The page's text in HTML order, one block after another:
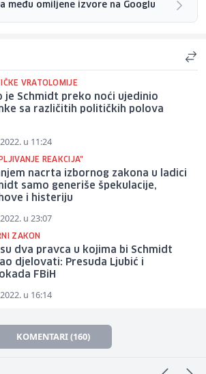
među omiljene izvore na Googlu
VRATOLOMIJE
je Schmidt preko noći ujedinio
sa različitih političkih polova
u 11:24
REAKCIJA"
nacrta izbornog zakona u ladici
samo generiše špekulacije,
i histeriju
u 23:07
ZAKON
dva pravca u kojima bi Schmidt
djelovati: Presuda Ljubić i
FBiH
u 16:14
KOMENTARI (160)